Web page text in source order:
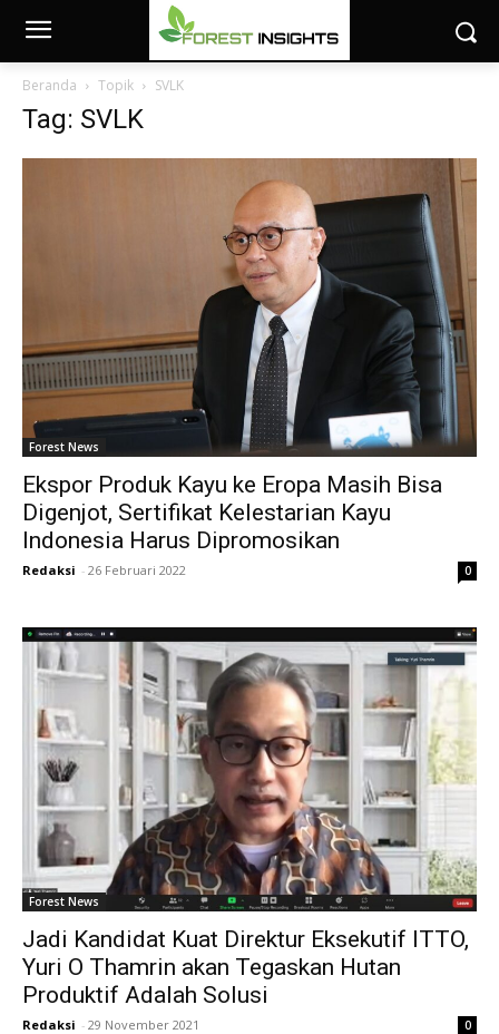
Beranda Topik SVLK
Tag: SVLK
Forest News
Ekspor Produk Kayu ke Eropa Masih Bisa
Digenjot, Sertifikat Kelestarian Kayu
Indonesia Harus Dipromosikan
Redaksi - 26 Februari 2022 0
Forest News
Jadi Kandidat Kuat Direktur Eksekutif ITTO,
Yuri O Thamrin akan Tegaskan Hutan
Produktif Adalah Solusi
Redaksi - 29 November 2021 0